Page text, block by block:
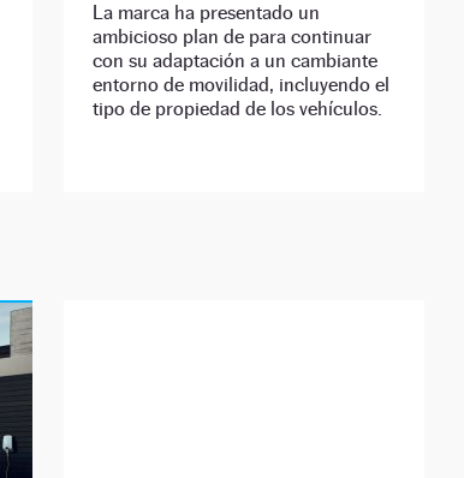
La marca ha presentado un
ambicioso plan de para continuar
con su adaptación a un cambiante
entorno de movilidad, incluyendo el
tipo de propiedad de los vehículos.